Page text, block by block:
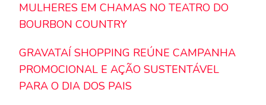
MULHERES EM CHAMAS NO TEATRO DO
BOURBON COUNTRY
GRAVATAÍ SHOPPING REÚNE CAMPANHA
PROMOCIONAL E AÇÃO SUSTENTÁVEL
PARA O DIA DOS PAIS